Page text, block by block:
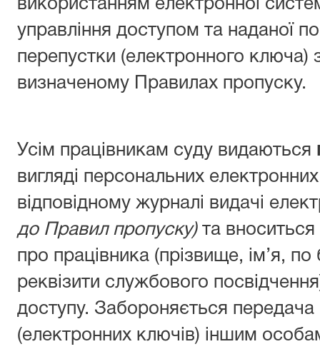
використанням електронної
управління доступом та наданої
перепустки (електронного
визначеному Правилах пропуску.
Усім працівникам суду видаються
вигляді персональних
відповідному журналі видачі
до Правил пропуску)та вноситься
про працівника (прізвище, ім’я,
реквізити службового
доступу. Забороняється
(електронних ключів) іншим